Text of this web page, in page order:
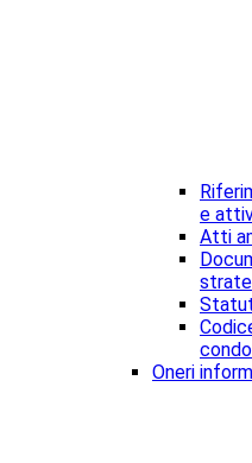
e
Atti
Oneri